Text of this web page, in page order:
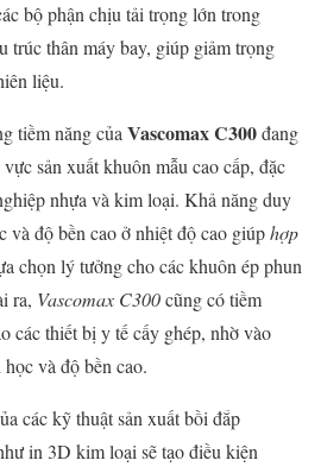
bộ phận chịu tải trọng lớn trong
trúc thân máy bay, giúp giảm trọng
liệu.
tiềm năng củaVascomax C300đang
sản xuất khuôn mẫu cao cấp, đặc
nhựa và kim loại. Khả năng duy
độ bền cao ở nhiệt độ cao giúphợp
chọn lý tưởng cho các khuôn ép phun
ra, Vascomax C300cũng có tiềm
các thiết bị y tế cấy ghép, nhờ vào
và độ bền cao.
các kỹ thuật sản xuất bồi đắp
in 3D kim loại sẽ tạo điều kiện